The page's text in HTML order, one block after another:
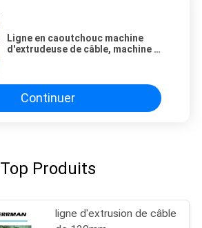
Ligne en caoutchouc machine
d'extrudeuse de câble, machine de
Continuer
Top Produits
ligne d'extrusion de câble